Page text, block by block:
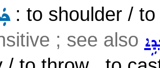
: to shoulder / to
; see also